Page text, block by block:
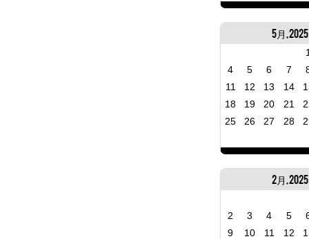
5月, 2025
4
5 6 7
11
12 13 14
18
19 20 21
25
26 27 28
2月, 2025
2 3 4 5
9
10 11 12